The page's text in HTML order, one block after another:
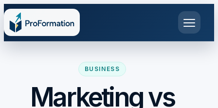
BUSINESS
Marketing vs